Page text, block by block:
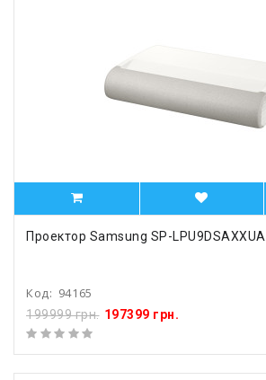
Проектор Samsung SP-LPU9DSAXXUA
Код: 94165
199999 грн. 197399 грн.